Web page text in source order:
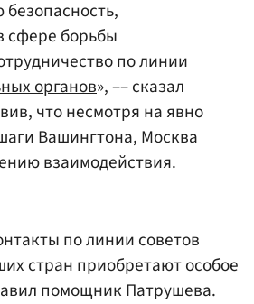
сфере борьбы
по линии
органов», –– сказал
что несмотря на явно
Вашингтона, Москва
взаимодействия.
по линии советов
стран приобретают особое
помощник Патрушева.